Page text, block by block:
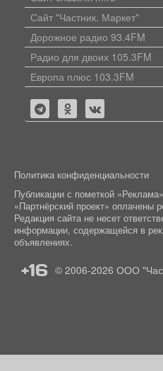
Сайт "Частник. Маркет"
Дорожное радио 93.4FM
Радио для двоих 105.3FM
Европа плюс 103.3FM
Политика конфиденциальности
Публикации с пометкой
«Партнёрский проект» оплачены
Редакция сайта не несет
информации, содержащейся в
объявлениях.
+16 © 2006-2026 ООО